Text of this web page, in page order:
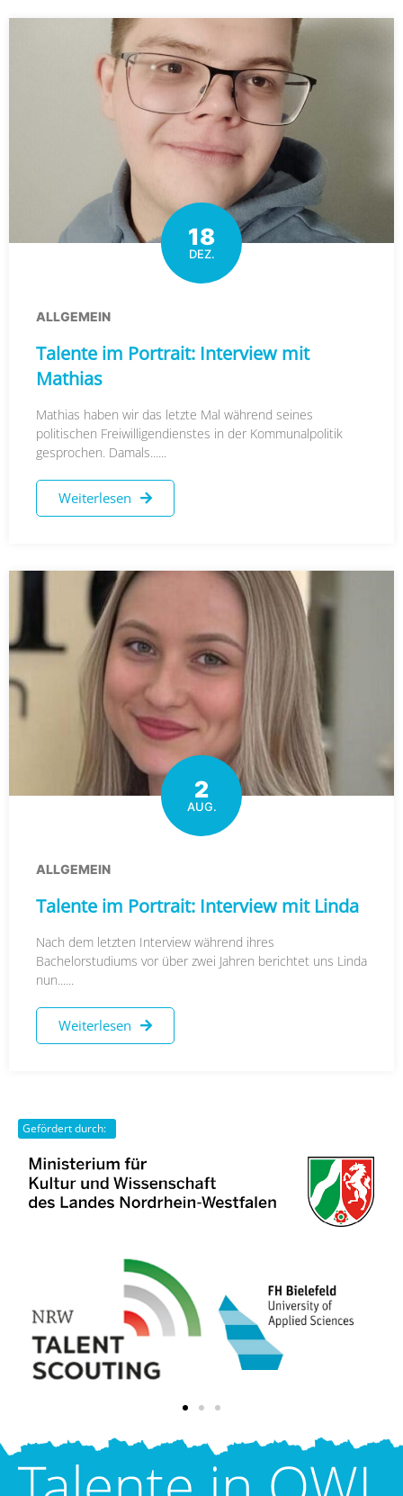
18
DEZ.
ALLGEMEIN
Talente im Portrait: Interview mit
Mathias
Mathias haben wir das letzte Mal während seines
politischen Freiwilligendienstes in der Kommunalpolitik
gesprochen. Damals......
Weiterlesen
2
AUG.
ALLGEMEIN
Talente im Portrait: Interview mit Linda
Nach dem letzten Interview während ihres
Bachelorstudiums vor über zwei Jahren berichtet uns Linda
nun......
Weiterlesen
Gefördert durch: